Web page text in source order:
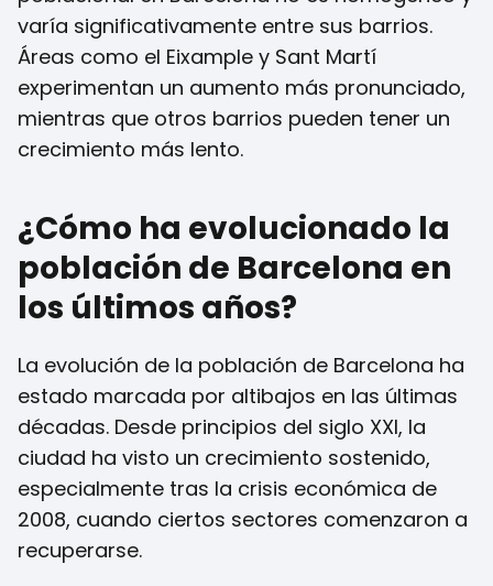
varía significativamente entre sus barrios.
Áreas como el Eixample y Sant Martí
experimentan un aumento más pronunciado,
mientras que otros barrios pueden tener un
crecimiento más lento.
¿Cómo ha evolucionado la
población de Barcelona en
los últimos años?
La evolución de la población de Barcelona ha
estado marcada por altibajos en las últimas
décadas. Desde principios del siglo XXI, la
ciudad ha visto un crecimiento sostenido,
especialmente tras la crisis económica de
2008, cuando ciertos sectores comenzaron a
recuperarse.